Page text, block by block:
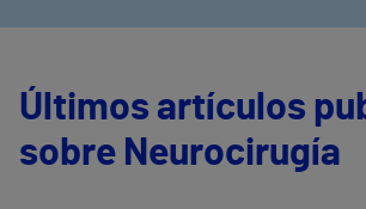
Últimos artículos
sobre Neurocirugía